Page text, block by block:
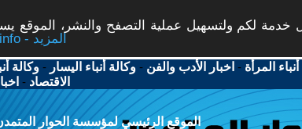
خدمة لكم ولتسهيل عملية التصفح والنشر، الموقع
More info - المزيد
المرأة - اخبار الأدب والفن -وكالة أنباء اليسار -وكالة
الاقتصاد -
الموقع الرئيسي لمؤسسة الحوار